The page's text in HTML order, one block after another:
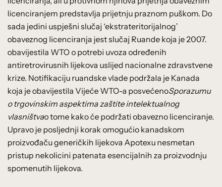
licenciranjem predstavlja prijetnju praznom puškom. Do
sada jedini uspješni slučaj ‘ekstrateritorijalnog’
obaveznog licenciranja jest slučaj Ruande koja je 2007.
obavijestila WTO o potrebi uvoza određenih
antiretrovirusnih lijekova uslijed nacionalne zdravstvene
krize. Notifikaciju ruandske vlade podržala je Kanada
koja je obavijestila Vijeće WTO-a posvećenoSporazumu
o trgovinskim aspektima zaštite intelektualnog
vlasništvao tome kako će podržati obavezno licenciranje.
Upravo je posljednji korak omogućio kanadskom
proizvođaču generičkih lijekova Apotexu nesmetan
pristup nekolicini patenata esencijalnih za proizvodnju
spomenutih lijekova.